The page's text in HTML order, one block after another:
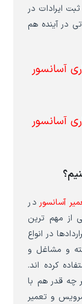
ایرادات در
در آینده هم
آسانسور
آسانسور
آسانسوردر
از مهم ترین
در انواع
و مشاغل و
کرده اند.
چه قدر هم با
و تعمیر